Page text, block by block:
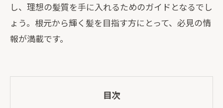
し、理想の髪質を手に入れるためのガイドとなるでし
ょう。根元から輝く髪を目指す方にとって、必見の情
報が満載です。
目次